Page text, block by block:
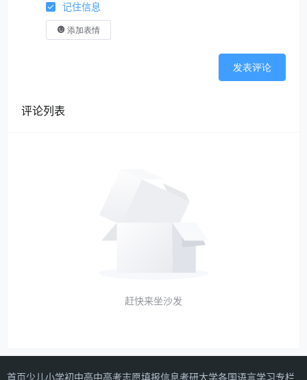
记住信息
添加表情
发表评论
评论列表
赶快来坐沙发
首页少儿小学初中高中高考志愿填报信息考研大学各国语言学习专栏